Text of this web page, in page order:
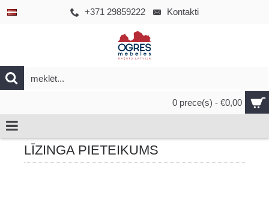
+371 29859222 Kontakti
0 prece(s) - €0,00
LĪZINGA PIETEIKUMS